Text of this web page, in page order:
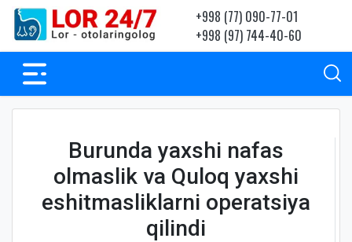
+998 (77) 090-77-01
+998 (97) 744-40-60
Burunda yaxshi nafas
olmaslik va Quloq yaxshi
eshitmasliklarni operatsiya
qilindi